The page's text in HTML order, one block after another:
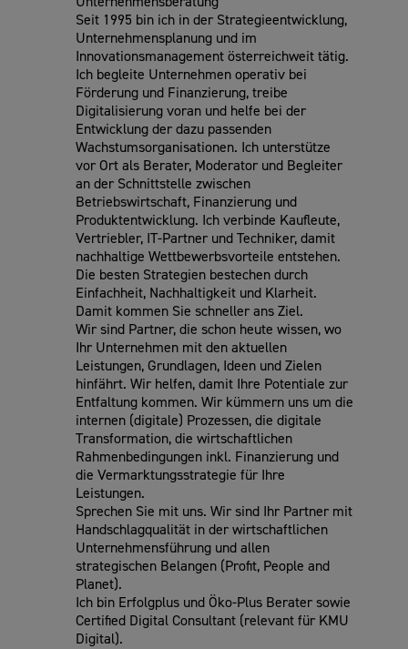
Seit 1995 bin ich in der Strategieentwicklung,
Unternehmensplanung und im
Innovationsmanagement österreichweit tätig.
Ich begleite Unternehmen operativ bei
Förderung und Finanzierung, treibe
Digitalisierung voran und helfe bei der
Entwicklung der dazu passenden
Wachstumsorganisationen. Ich unterstütze
vor Ort als Berater, Moderator und Begleiter
an der Schnittstelle zwischen
Betriebswirtschaft, Finanzierung und
Produktentwicklung. Ich verbinde Kaufleute,
Vertriebler, IT-Partner und Techniker, damit
nachhaltige Wettbewerbsvorteile entstehen.
Die besten Strategien bestechen durch
Einfachheit, Nachhaltigkeit und Klarheit.
Damit kommen Sie schneller ans Ziel.
Wir sind Partner, die schon heute wissen, wo
Ihr Unternehmen mit den aktuellen
Leistungen, Grundlagen, Ideen und Zielen
hinfährt. Wir helfen, damit Ihre Potentiale zur
Entfaltung kommen. Wir kümmern uns um die
internen (digitale) Prozessen, die digitale
Transformation, die wirtschaftlichen
Rahmenbedingungen inkl. Finanzierung und
die Vermarktungsstrategie für Ihre
Leistungen.
Sprechen Sie mit uns. Wir sind Ihr Partner mit
Handschlagqualität in der wirtschaftlichen
Unternehmensführung und allen
strategischen Belangen (Profit, People and
Planet).
Ich bin Erfolgplus und Öko-Plus Berater sowie
Certified Digital Consultant (relevant für KMU
Digital).